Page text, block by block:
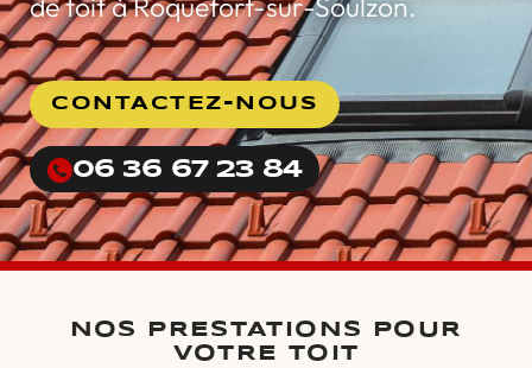
CONTACTEZ-NOUS
06 36 67 23 84
NOS PRESTATIONS POUR
VOTRE TOIT